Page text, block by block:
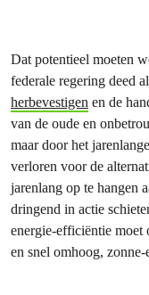
Dat potentieel moeten
federale regering deed
herbevestigen en de
van de oude en
maar door het
verloren voor de
jarenlang op te hangen
dringend in actie
energie-efficiëntie moet
en snel omhoog,